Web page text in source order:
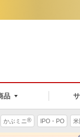
品
かぶミニ® IPO・PO